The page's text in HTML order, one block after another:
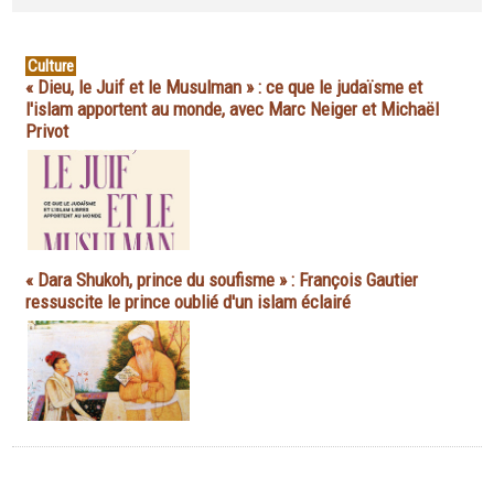
Culture
« Dieu, le Juif et le Musulman » : ce que le judaïsme et
l'islam apportent au monde, avec Marc Neiger et Michaël
Privot
« Dara Shukoh, prince du soufisme » : François Gautier
ressuscite le prince oublié d'un islam éclairé